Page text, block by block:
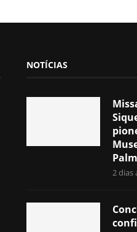
NOTÍCIAS
2 dias